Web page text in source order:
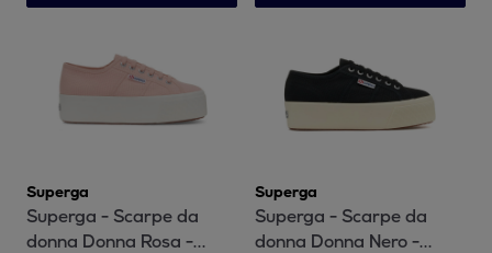
Superga
Superga - Scarpe da
donna Donna Rosa -
Superga
Superga - Scarpe da
donna Donna Nero -